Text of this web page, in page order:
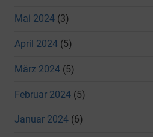
Mai 2024 (3)
April 2024 (5)
März 2024 (5)
Februar 2024 (5)
Januar 2024 (6)